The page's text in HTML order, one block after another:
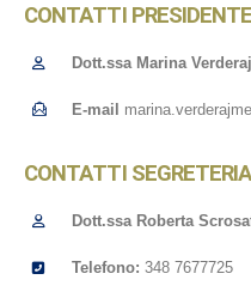
CONTATTI
Dott.ssa Marina
E-mail
CONTATTI
Dott.ssa Roberta
Telefono: 348 7677725